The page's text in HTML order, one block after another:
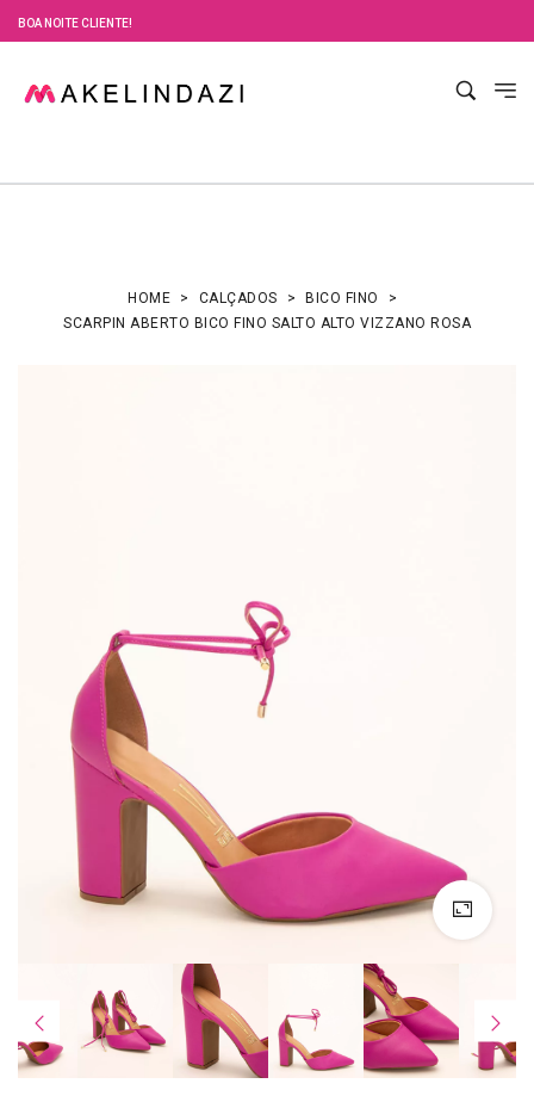
BOA NOITE CLIENTE!
HOME CALÇADOS
BICO FINO
SCARPIN ABERTO BICO FINO SALTO ALTO VIZZANO ROSA